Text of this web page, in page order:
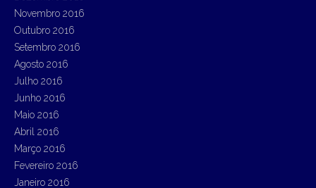
Novembro 2016
Outubro 2016
Setembro 2016
Agosto 2016
Julho 2016
Junho 2016
Maio 2016
Abril 2016
Março 2016
Fevereiro 2016
Janeiro 2016